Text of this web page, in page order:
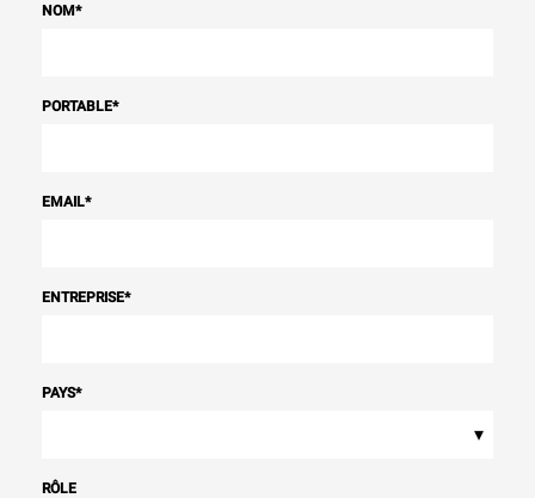
NOM*
PORTABLE*
EMAIL*
ENTREPRISE*
PAYS*
▾
RÔLE